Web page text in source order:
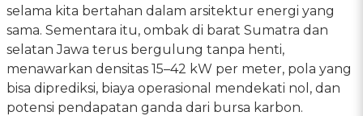
selama kita bertahan dalam arsitektur energi yang
sama. Sementara itu, ombak di barat Sumatra dan
selatan Jawa terus bergulung tanpa henti,
menawarkan densitas 15–42 kW per meter, pola yang
bisa diprediksi, biaya operasional mendekati nol, dan
potensi pendapatan ganda dari bursa karbon.